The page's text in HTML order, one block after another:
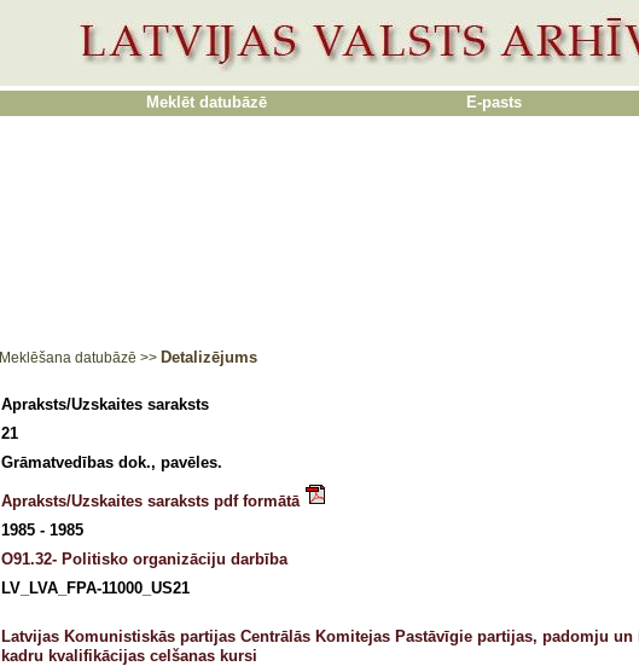
Meklēt datubāzē E-pasts
Meklēšana datubāzē >> Detalizējums
Apraksts/Uzskaites saraksts
21
Grāmatvedības dok., pavēles.
Apraksts/Uzskaites saraksts pdf formātā
1985 - 1985
O91.32- Politisko organizāciju darbība
LV_LVA_FPA-11000_US21
Latvijas Komunistiskās partijas Centrālās Komitejas Pastāvīgie partijas, padomju
kadru kvalifikācijas celšanas kursi